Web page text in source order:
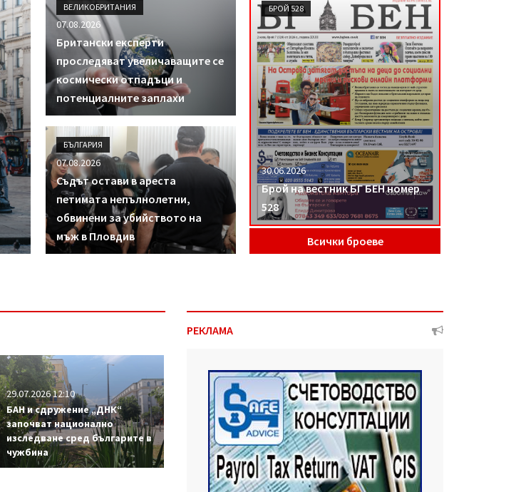
ВЕЛИКОБРИТАНИЯ
07.08.2026
Британски експерти
проследяват увеличаващите се
космически отпадъци и
потенциалните заплахи
БЪЛГАРИЯ
07.08.2026
Съдът остави в ареста
петимата непълнолетни,
обвинени за убийството на
мъж в Пловдив
БРОЙ 528
30.06.2026
Брой на вестник БГ БЕН номер
528
Всички броеве
29.07.2026 12:10
БАН и сдружение „ДНК“
започват национално
изследване сред българите в
чужбина
РЕКЛАМА